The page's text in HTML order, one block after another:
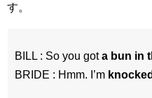
す。
BILL : So you gota bun in
BRIDE : Hmm. I’m